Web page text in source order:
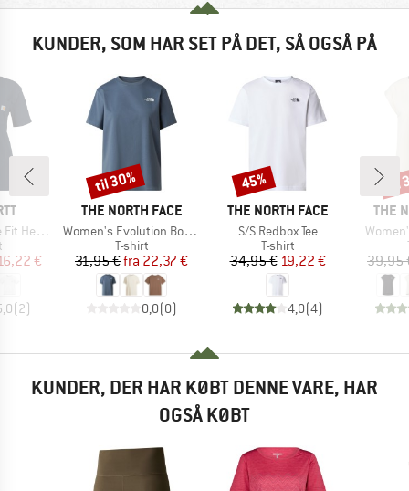
KUNDER, SOM HAR SET PÅ DET, SÅ OGSÅ PÅ
Cotton
pris
€
(2)
MÆRKE
THE NORTH FACE
Artikel
Women's Evolution Box Relaxed Short Sleeve
Produktgruppe
T-shirt
Pris
31,95 € Nedsat pris
fra 22,37 €
0,0(0)
Rabat
til 30%
MÆRKE
THE NORTH FACE
Artikel
S/S Redbox Tee
Produktgruppe
T-shirt
Pris
34,95 €Nedsat pris
19,22 €
4,0(4)
Rabat
45%
THE
Artikel
39,95
KUNDER, DER HAR KØBT DENNE VARE, HAR
OGSÅ KØBT